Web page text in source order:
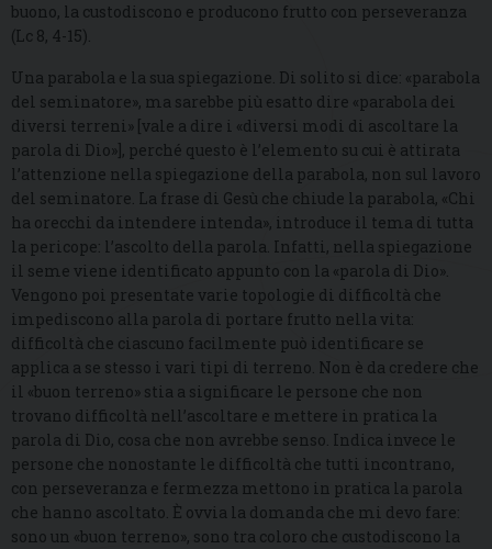
buono, la custodiscono e producono frutto con perseveranza
(Lc 8, 4-15).
Una parabola e la sua spiegazione. Di solito si dice: «parabola
del seminatore», ma sarebbe più esatto dire «parabola dei
diversi terreni» [vale a dire i «diversi modi di ascoltare la
parola di Dio»], perché questo è l’elemento su cui è attirata
l’attenzione nella spiegazione della parabola, non sul lavoro
del seminatore. La frase di Gesù che chiude la parabola, «Chi
ha orecchi da intendere intenda», introduce il tema di tutta
la pericope: l’ascolto della parola. Infatti, nella spiegazione
il seme viene identificato appunto con la «parola di Dio».
Vengono poi presentate varie topologie di difficoltà che
impediscono alla parola di portare frutto nella vita:
difficoltà che ciascuno facilmente può identificare se
applica a se stesso i vari tipi di terreno. Non è da credere che
il «buon terreno» stia a significare le persone che non
trovano difficoltà nell’ascoltare e mettere in pratica la
parola di Dio, cosa che non avrebbe senso. Indica invece le
persone che nonostante le difficoltà che tutti incontrano,
con perseveranza e fermezza mettono in pratica la parola
che hanno ascoltato. È ovvia la domanda che mi devo fare:
sono un «buon terreno», sono tra coloro che custodiscono la